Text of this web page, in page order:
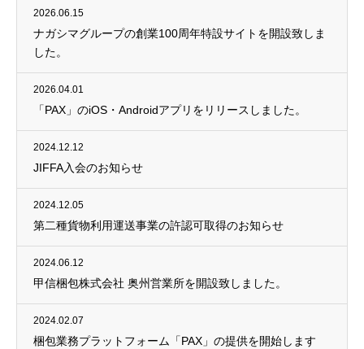
2026.06.15
ナガシマグループの創業100周年特設サイトを開設致しま
した。
2026.04.01
「PAX」のiOS・Androidアプリをリリースしました。
2024.12.12
JIFFA入会のお知らせ
2024.12.05
第二種貨物利用運送事業の許認可取得のお知らせ
2024.06.12
甲信梱包株式会社 奥州営業所を開設致しました。
2024.02.07
梱包業務プラットフォーム「PAX」の提供を開始します